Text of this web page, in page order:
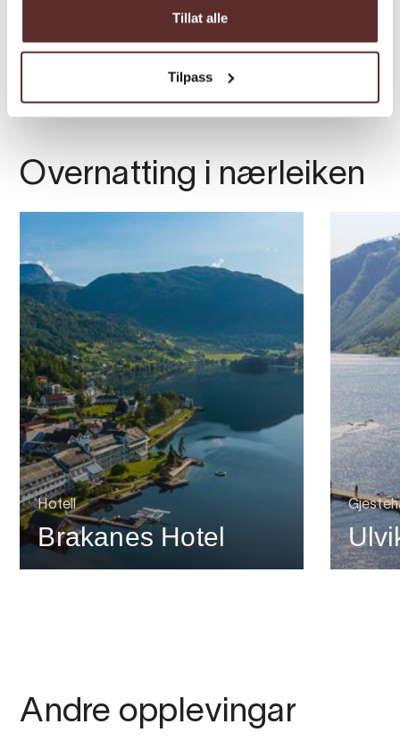
Tillat alle
Tilpass
Overnatting i nærleiken
Hotell
Brakanes Hotel
Andre opplevingar